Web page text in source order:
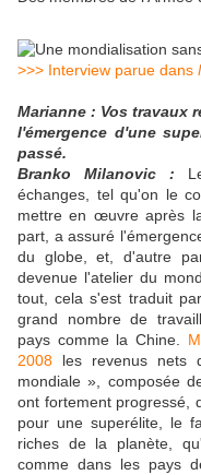
>>> Interview parue dans
Marianne : Vos travaux
l'émergence d'une
passé.
Branko Milanovic :
échanges, tel qu'on le
mettre en œuvre après
part, a assuré
du globe, et, d'autre
devenue l'atelier du
tout, cela s'est traduit
grand nombre de
pays comme la Chine.
2008 les revenus nets
mondiale », composée
ont fortement progressé,
pour une superélite, le
riches de la planète,
comme dans les pays